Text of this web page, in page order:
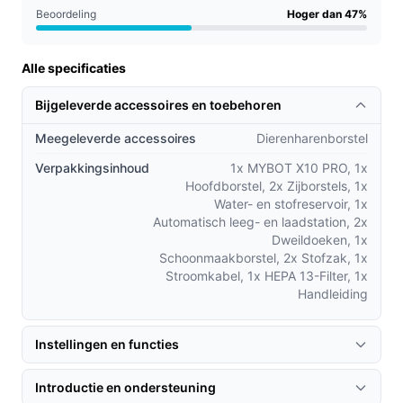
Waar let je op bij prestaties? let op de opgegeven
reservoirgrootte (0,30 l) om te beoordelen hoe
vaak legen nodig is.
Praktische, veilige adviezen bij plaatsen en onderhoud.
- Plaats het laad- & leegstation op een vlakke, vrij
toegankelijke plek met voldoende ruimte eromheen.
- Maak vóór gebruik de vloer vrij van losse snoeren en
kleine voorwerpen die vast kunnen lopen.
- Vervang of reinig het Hepa-filter volgens de
compatibel zijn.
- Houd rekening met de 0,30 l reservoirinhoud;
controleer en leeg het reservoir vaker bij veel vuil of
huisdieren.
Beoordeling Hoger dan 47%
Alle specificaties
Bijgeleverde accessoires en toebehoren
Meegeleverde accessoires
Dierenharenborstel
Verpakkingsinhoud
1x MYBOT X10 PRO, 1x
Hoofdborstel, 2x Zijborstels, 1x
Water- en stofreservoir, 1x
Automatisch leeg- en laadstation, 2x
Dweildoeken, 1x
Schoonmaakborstel, 2x Stofzak, 1x
Stroomkabel, 1x HEPA 13-Filter, 1x
Handleiding
Instellingen en functies
Introductie en ondersteuning